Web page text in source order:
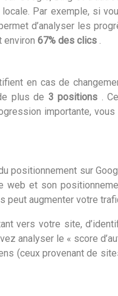
Par exemple, si
d’analyser les
environ 67% des clics .
en cas de
plus de 3 positions .
importante,
positionnement sur
et son
peut augmenter votre
vers votre site,
analyser le « score
(ceux provenant de